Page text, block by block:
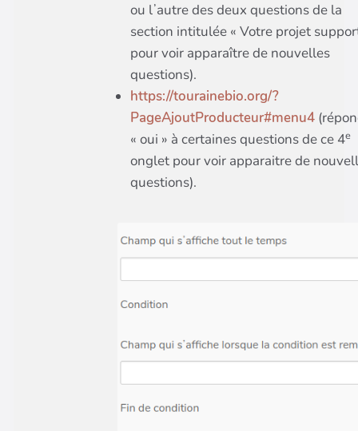
ou lʼautre des deux questions de la
section intitulée « Votre projet
pour voir apparaître de nouvelles
questions).
https://tourainebio.org/?
PageAjoutProducteur#menu4
« oui » à certaines questions de ce 4e
onglet pour voir apparaitre de
questions).